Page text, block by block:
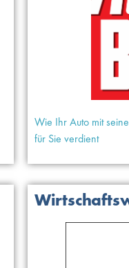
Wie Ihr Auto mit
für Sie verdient